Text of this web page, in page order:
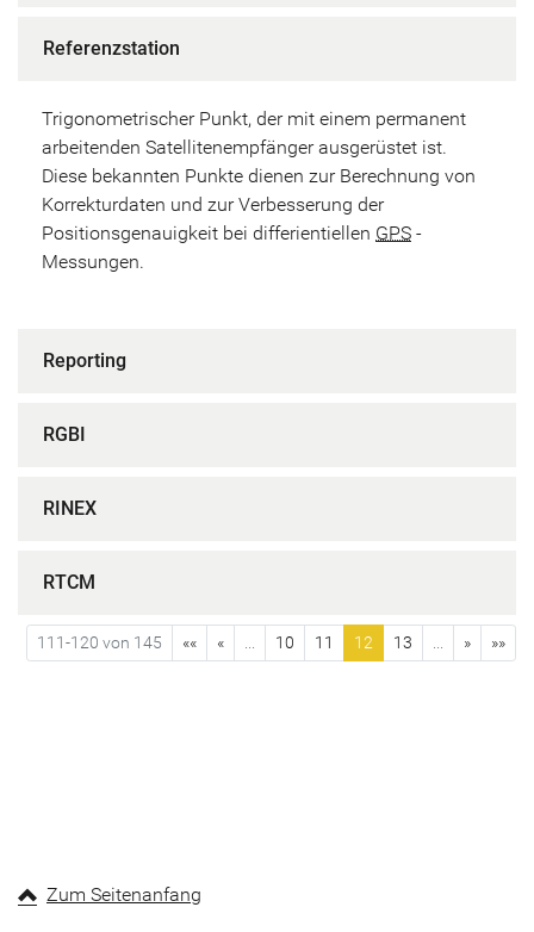
Referenzstation
Trigonometrischer Punkt, der mit einem permanent
arbeitenden Satellitenempfänger ausgerüstet ist.
Diese bekannten Punkte dienen zur Berechnung von
Korrekturdaten und zur Verbesserung der
Positionsgenauigkeit bei differientiellen GPS -
Messungen.
Reporting
RGBI
RINEX
RTCM
111-120 von 145 «« « 10 11 12 13 » »»
Zum Seitenanfang